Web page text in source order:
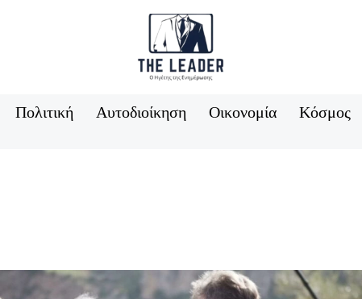
Πολιτική Αυτοδιοίκηση Οικονομία Κόσμος